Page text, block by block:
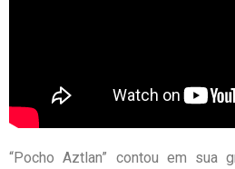
“Pocho Aztlan” contou em sua